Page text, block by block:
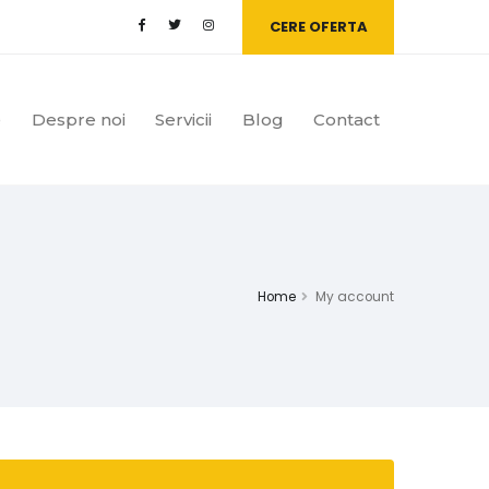
CERE OFERTA
Despre noi Servicii Blog Contact
Home My account